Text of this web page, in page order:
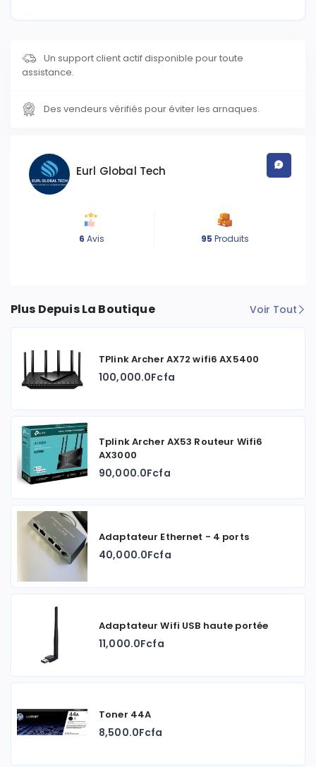
Un support client actif disponible pour toute
assistance.
Des vendeurs vérifiés pour éviter les arnaques.
Eurl Global Tech
6 Avis 95 Produits
Plus Depuis La Boutique Voir Tout
TPlink Archer AX72 wifi6 AX5400
100,000.0Fcfa
Tplink Archer AX53 Routeur Wifi6
AX3000
90,000.0Fcfa
Adaptateur Ethernet - 4 ports
40,000.0Fcfa
Adaptateur Wifi USB haute portée
11,000.0Fcfa
Toner 44A
8,500.0Fcfa